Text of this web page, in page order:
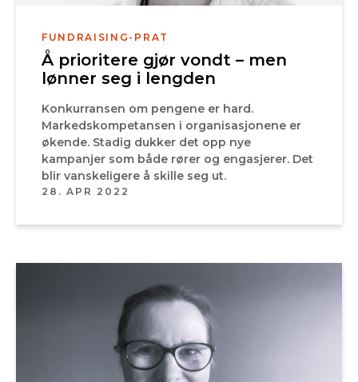
FUNDRAISING-PRAT
Å prioritere gjør vondt – men
lønner seg i lengden
Konkurransen om pengene er hard.
Markedskompetansen i organisasjonene er
økende. Stadig dukker det opp nye
kampanjer som både rører og engasjerer. Det
blir vanskeligere å skille seg ut.
28. APR 2022